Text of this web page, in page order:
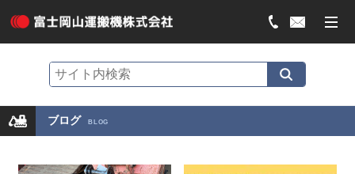
ブログ BLOG